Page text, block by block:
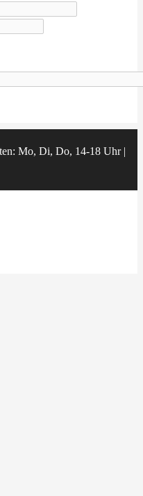
Mo, Di, Do, 14-18 Uhr |